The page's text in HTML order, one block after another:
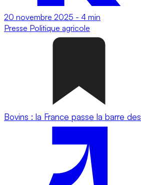
20 novembre 2025 - 4 min
Presse Politique agricole
Bovins : la France passe la barre